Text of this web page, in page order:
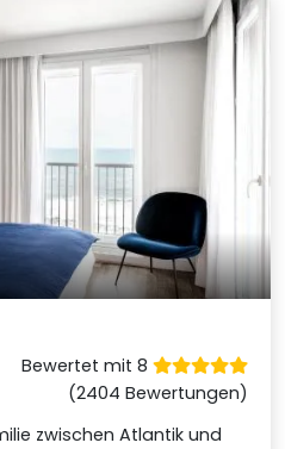
Bewertet mit 8
(2404 Bewertungen)
zwischen Atlantik und